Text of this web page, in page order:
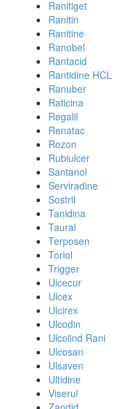
Ranitiget
Ranitin
Ranitine
Ranobel
Rantacid
Rantidine HCL
Ranuber
Raticina
Regalil
Renatac
Rozon
Rubiulcer
Santanol
Serviradine
Sostril
Tanidina
Taural
Terposen
Toriol
Trigger
Ulcecur
Ulcex
Ulcirex
Ulcodin
Ulcolind Rani
Ulcosan
Ulsaven
Ultidine
Viserul